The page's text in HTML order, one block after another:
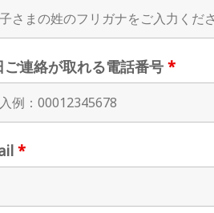
ご連絡が取れる電話番号 *
*